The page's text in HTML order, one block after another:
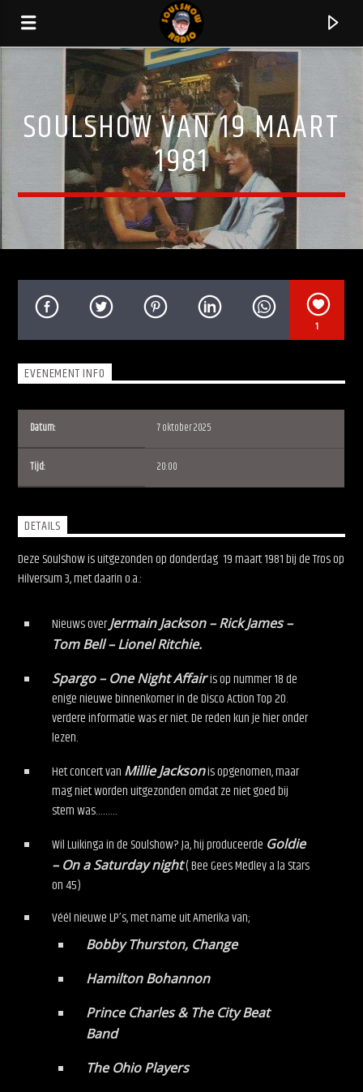
HUIDIG NUMMER
SOULSHOW VAN 19 MAART
1981
1
EVENEMENT INFO
Datum: 7 oktober 2025
Tijd: 20:00
DETAILS
Deze Soulshow is uitgezonden op donderdag 19 maart 1981 bij de Tros op
Hilversum 3, met daarin o.a.:
Nieuws overJermain Jackson – Rick James –
Tom Bell – Lionel Ritchie.
Spargo – One Night Affairis op nummer 18 de
enige nieuwe binnenkomer in de Disco Action Top 20.
verdere informatie was er niet. De reden kun je hier onder
lezen.
Het concert van Millie Jacksonis opgenomen, maar
mag niet worden uitgezonden omdat ze niet goed bij
stem was………
Wil Luikinga in de Soulshow? Ja, hij produceerde Goldie
– On a Saturday night( Bee Gees Medley a la Stars
on 45)
Véél nieuwe LP’s, met name uit Amerika van;
Bobby Thurston, Change
Hamilton Bohannon
Prince Charles & The City Beat
Band
The Ohio Players